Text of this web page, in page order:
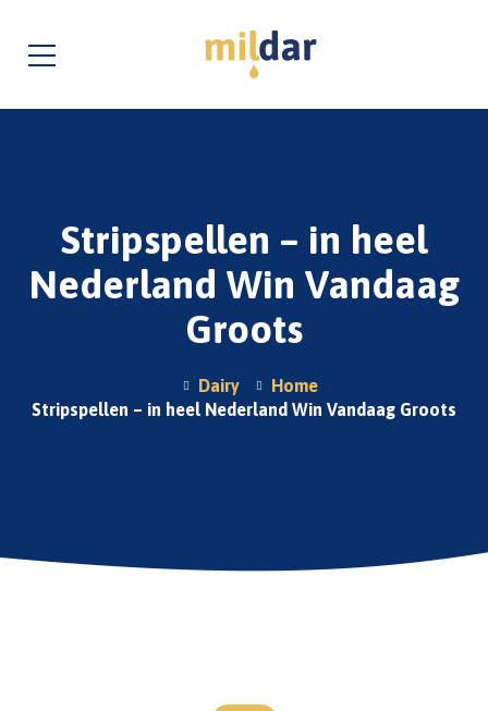
Stripspellen – in heel
Nederland Win Vandaag
Groots
Home
Dairy
Stripspellen – in heel Nederland Win Vandaag Groots